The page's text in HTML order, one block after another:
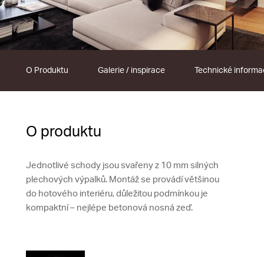
O Produktu Galerie / inspirace Technické
O produktu
Jednotlivé schody jsou svařeny z 10 mm silných
plechových výpalků. Montáž se provádí většinou
do hotového interiéru, důležitou podmínkou je
kompaktní – nejlépe betonová nosná zeď.